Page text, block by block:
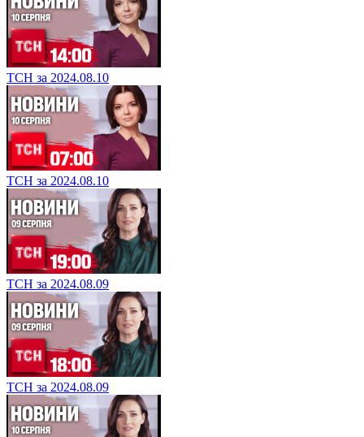
ТСН за 2024.08.10
ТСН за 2024.08.10
ТСН за 2024.08.09
ТСН за 2024.08.09